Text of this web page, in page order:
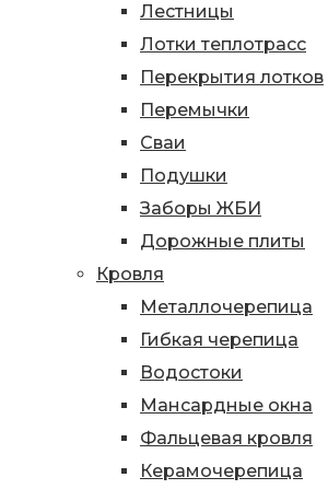
Лестницы
Лотки теплотрасс
Перекрытия лотков
Перемычки
Сваи
Подушки
Заборы ЖБИ
Дорожные плиты
Кровля
Металлочерепица
Гибкая черепица
Водостоки
Мансардные окна
Фальцевая кровля
Керамочерепица